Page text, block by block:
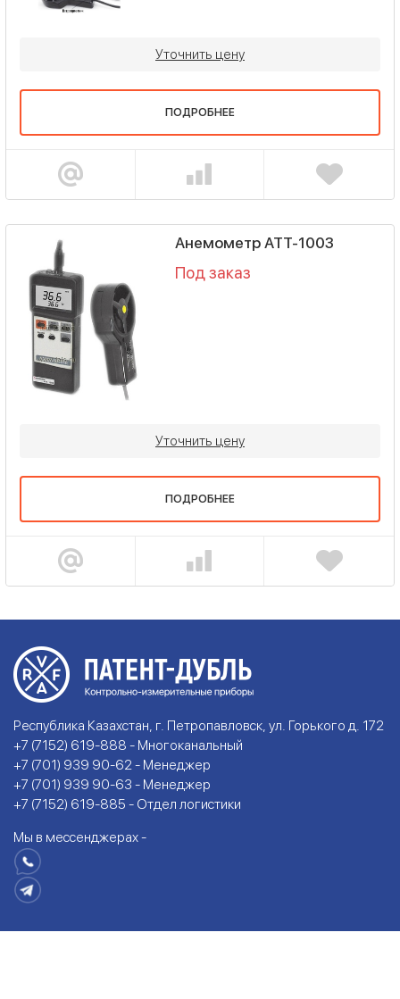
Уточнить цену
ПОДРОБНЕЕ
Анемометр АТТ-1003
Под заказ
Уточнить цену
ПОДРОБНЕЕ
Республика Казахстан, г. Петропавловск, ул. Горького д. 172
+7 (7152) 619-888 - Многоканальный
+7 (701) 939 90-62 - Менеджер
+7 (701) 939 90-63 - Менеджер
+7 (7152) 619-885 - Отдел логистики
Мы в мессенджерах -